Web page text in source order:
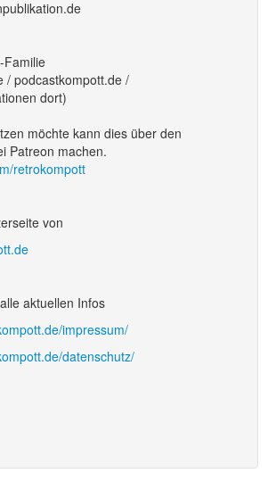
Familie
/ podcastkompott.de /
dort)
möchte kann dies über den
Patreon machen.
retrokompott
von
aktuellen Infos
impressum/
datenschutz/